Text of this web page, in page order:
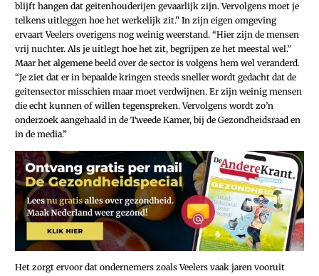
blijft hangen dat geitenhouderijen gevaarlijk zijn. Vervolgens moet je
telkens uitleggen hoe het werkelijk zit.” In zijn eigen omgeving
ervaart Veelers overigens nog weinig weerstand. “Hier zijn de mensen
vrij nuchter. Als je uitlegt hoe het zit, begrijpen ze het meestal wel.”
Maar het algemene beeld over de sector is volgens hem wel veranderd.
“Je ziet dat er in bepaalde kringen steeds sneller wordt gedacht dat de
geitensector misschien maar moet verdwijnen. Er zijn weinig mensen
die echt kunnen of willen tegenspreken. Vervolgens wordt zo’n
onderzoek aangehaald in de Tweede Kamer, bij de Gezondheidsraad en
in de media.”
Het zorgt ervoor dat ondernemers zoals Veelers vaak jaren vooruit